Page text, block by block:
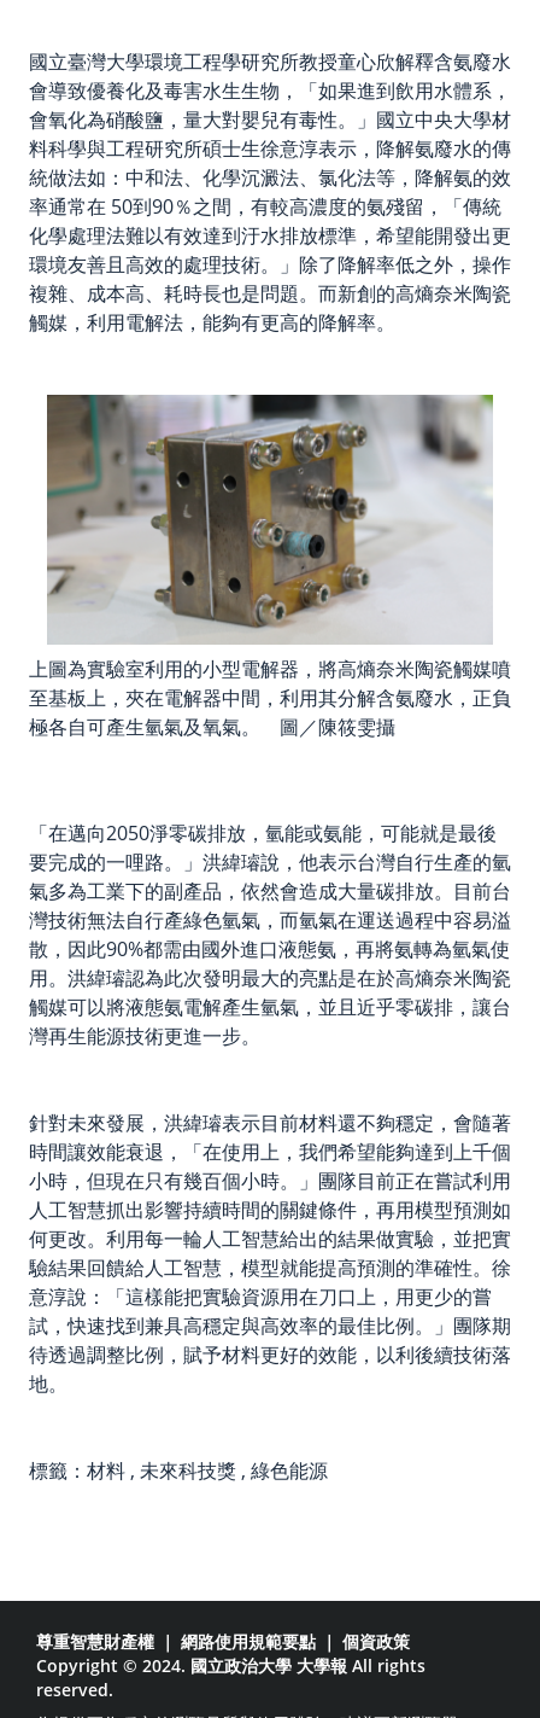
國立臺灣大學環境工程學研究所教授童心欣解釋含氨廢水
會導致優養化及毒害水生生物，「如果進到飲用水體系，
會氧化為硝酸鹽，量大對嬰兒有毒性。」國立中央大學材
料科學與工程研究所碩士生徐意淳表示，降解氨廢水的傳
統做法如：中和法、化學沉澱法、氯化法等，降解氨的效
率通常在 50到90％之間，有較高濃度的氨殘留，「傳統
化學處理法難以有效達到汙水排放標準，希望能開發出更
環境友善且高效的處理技術。」除了降解率低之外，操作
複雜、成本高、耗時長也是問題。而新創的高熵奈米陶瓷
觸媒，利用電解法，能夠有更高的降解率。
上圖為實驗室利用的小型電解器，將高熵奈米陶瓷觸媒噴
至基板上，夾在電解器中間，利用其分解含氨廢水，正負
極各自可產生氫氣及氧氣。 圖／陳筱雯攝
「在邁向2050淨零碳排放，氫能或氨能，可能就是最後
要完成的一哩路。」洪緯璿說，他表示台灣自行生產的氫
氣多為工業下的副產品，依然會造成大量碳排放。目前台
灣技術無法自行產綠色氫氣，而氫氣在運送過程中容易溢
散，因此90%都需由國外進口液態氨，再將氨轉為氫氣使
用。洪緯璿認為此次發明最大的亮點是在於高熵奈米陶瓷
觸媒可以將液態氨電解產生氫氣，並且近乎零碳排，讓台
灣再生能源技術更進一步。
針對未來發展，洪緯璿表示目前材料還不夠穩定，會隨著
時間讓效能衰退，「在使用上，我們希望能夠達到上千個
小時，但現在只有幾百個小時。」團隊目前正在嘗試利用
人工智慧抓出影響持續時間的關鍵條件，再用模型預測如
何更改。利用每一輪人工智慧給出的結果做實驗，並把實
驗結果回饋給人工智慧，模型就能提高預測的準確性。徐
意淳說：「這樣能把實驗資源用在刀口上，用更少的嘗
試，快速找到兼具高穩定與高效率的最佳比例。」團隊期
待透過調整比例，賦予材料更好的效能，以利後續技術落
地。
標籤： 材料 , 未來科技獎 , 綠色能源
尊重智慧財產權 ｜ 網路使用規範要點 ｜ 個資政策
Copyright © 2024. 國立政治大學 大學報 All rights
reserved.